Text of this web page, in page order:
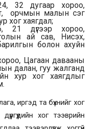
24, 32 дугаар хороо,
орчмын малын сэг
хог хаягдал;
21 дүгээр хороо,
голын ай сав, Нисэх,
болон ахуйн
хороо, Цагаан давааны
далан, гуу жалганд
хур хог хаягдлыг
иргэд та бүхнийг хог
хог тээврийн